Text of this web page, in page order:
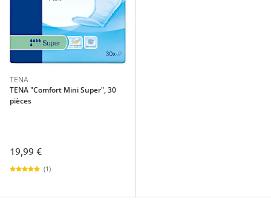
TENA
TENA "Comfort Mini Super", 30
pièces
19,99 €
(1)